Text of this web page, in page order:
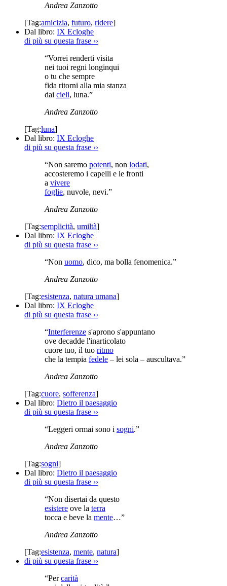
Andrea Zanzotto
[Tag:amicizia, futuro, ridere]
Dal libro: IX Ecloghe
di più su questa frase ››
“Vorrei renderti visita
nei tuoi regni longinqui
o tu che sempre
fida ritorni alla mia stanza
dai cieli, luna.”
Andrea Zanzotto
[Tag:luna]
Dal libro: IX Ecloghe
di più su questa frase ››
“Non saremo potenti, non lodati,
accosteremo i capelli e le fronti
a vivere
foglie, nuvole, nevi.”
Andrea Zanzotto
[Tag:semplicità, umiltà]
Dal libro: IX Ecloghe
di più su questa frase ››
“Non uomo, dico, ma bolla fenomenica.”
Andrea Zanzotto
[Tag:esistenza, natura umana]
Dal libro: IX Ecloghe
di più su questa frase ››
“Interferenze s'aprono s'appuntano
ove decadde l'inarticolato
cuore tuo, il tuo ritmo
che la tempia fedele – lei sola – auscultava.”
Andrea Zanzotto
[Tag:cuore, sofferenza]
Dal libro: Dietro il paesaggio
di più su questa frase ››
“Leggeri ormai sono i sogni.”
Andrea Zanzotto
[Tag:sogni]
Dal libro: Dietro il paesaggio
di più su questa frase ››
“Non disertai da questo
esistere ove la terra
tocca e beve la mente…”
Andrea Zanzotto
[Tag:esistenza, mente, natura]
di più su questa frase ››
“Percarità